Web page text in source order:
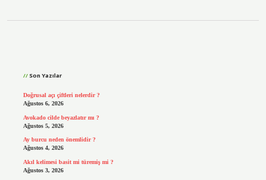
Son Yazılar
Doğrusal açı çiftleri nelerdir ?
Ağustos 6, 2026
Avokado cilde beyazlatır mı ?
Ağustos 5, 2026
Ay burcu neden önemlidir ?
Ağustos 4, 2026
Akıl kelimesi basit mi türemiş mi ?
Ağustos 3, 2026